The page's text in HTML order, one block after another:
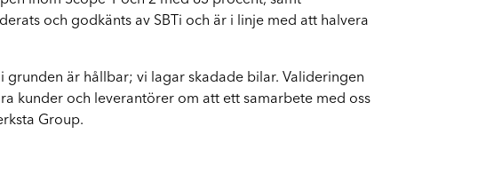
Byte av vindruta
och godkänts av SBTi och är i linje med att halvera
grunden är hållbar; vi lagar skadade bilar. Valideringen
kunder och leverantörer om att ett samarbete med oss
Group.